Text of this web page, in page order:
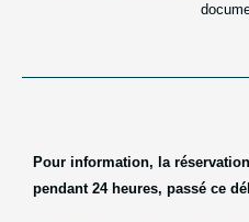
Pour information, la
pendant 24 heures, passé ce